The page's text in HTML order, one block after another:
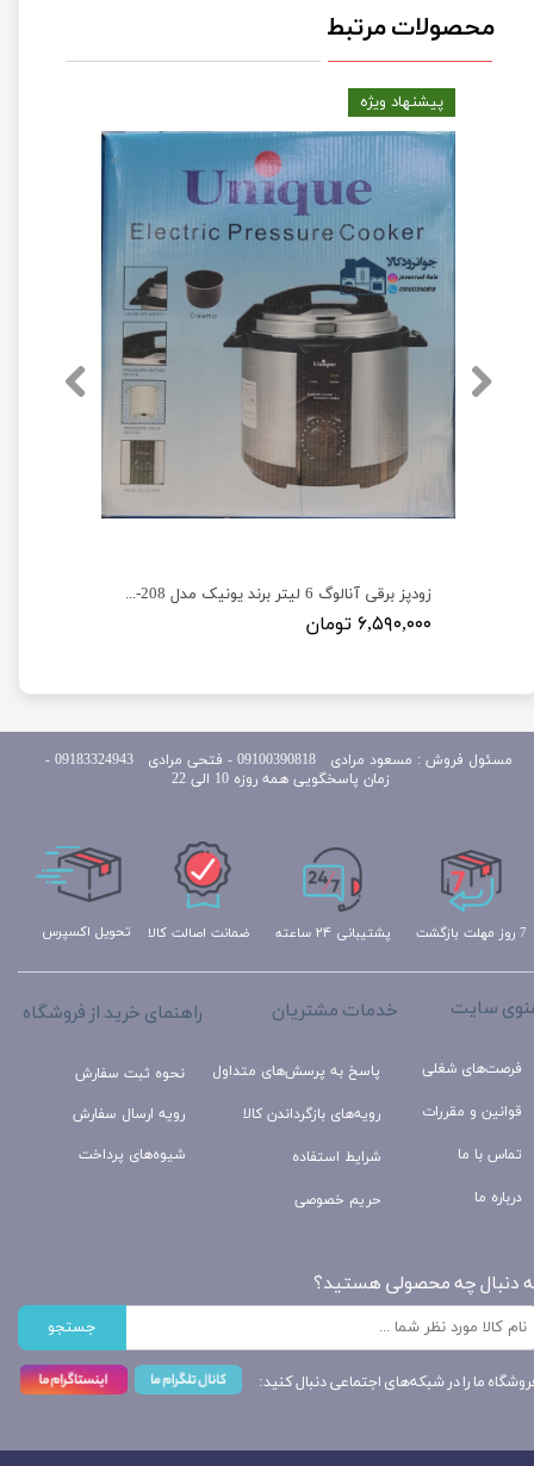
محصولات مرتبط
زودپز برقی آنالوگ 6 لیتر برند یونیک مدل Unique sl-208
۶,۵۹۰,۰۰۰ تومان
پیشنهاد ویژه
تحویل اکسپرس پشتیبانی ۲۴ ساعته 7 روز مهلت بازگشت ضمانت اصالت کالا
راهنمای خرید از فروشگاه
نحوه ثبت سفارش
رویه ارسال سفارش
شیوه‌های پرداخت
خدمات مشتریان
پاسخ به پرسش‌های متداول
رویه‌های بازگرداندن کالا
شرایط استفاده
حریم خصوصی
سایت
فرصت‌های شغلی
قوانین و مقررات
تماس با ما
درباره ما
دنبال چه محصولی هستید؟
جستجو
ما را در شبکه‌های اجتماعی دنبال کنید:
مسئول
فروش : مسعود مرادی 09100390818​​​​​​​ ​​​​​​​- فتحی مرادی 09183324943 -
زمان پاسخگویی همه روزه 10 الی 22